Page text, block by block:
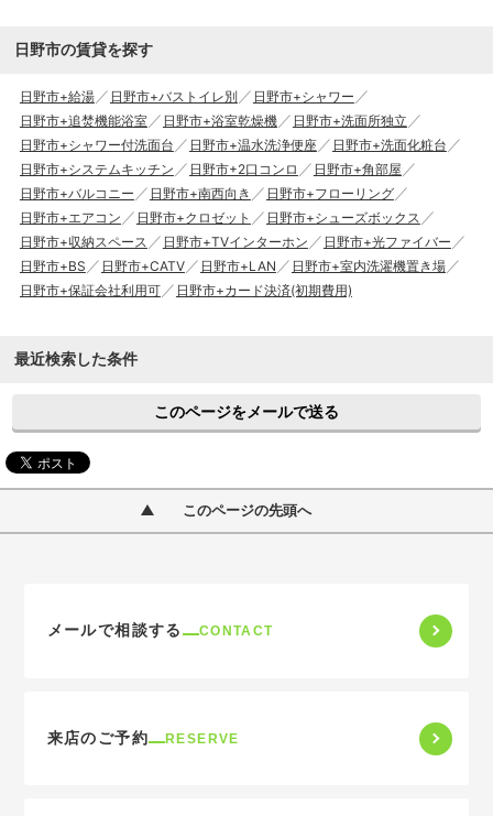
日野市の賃貸を探す
日野市+給湯 日野市+バストイレ別
日野市+シャワー
日野市+追焚機能浴室
日野市+浴室乾燥機
日野市+洗面所独立
日野市+シャワー付洗面台
日野市+温水洗浄便座
日野市+洗面化粧台
日野市+システムキッチン
日野市+2口コンロ
日野市+角部屋
日野市+バルコニー
日野市+南西向き
日野市+フローリング
日野市+エアコン
日野市+クロゼット
日野市+シューズボックス
日野市+収納スペース
日野市+TVインターホン
日野市+光ファイバー
日野市+BS
日野市+CATV 日野市+LAN
日野市+室内洗濯機置き場
日野市+保証会社利用可
日野市+カード決済(初期費用)
最近検索した条件
このページをメールで送る
このページの先頭へ
メールで相談する CONTACT
来店のご予約 RESERVE